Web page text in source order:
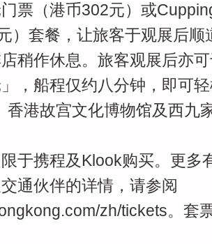
票（港币302元）或
）套餐，让旅客于观展后
稍作休息。旅客观展后亦
」，船程仅约八分钟，即可
香港故宫文化博物馆及西九
于携程及Klook购买。更多
通伙伴的详情，请参阅
zh/tickets。套